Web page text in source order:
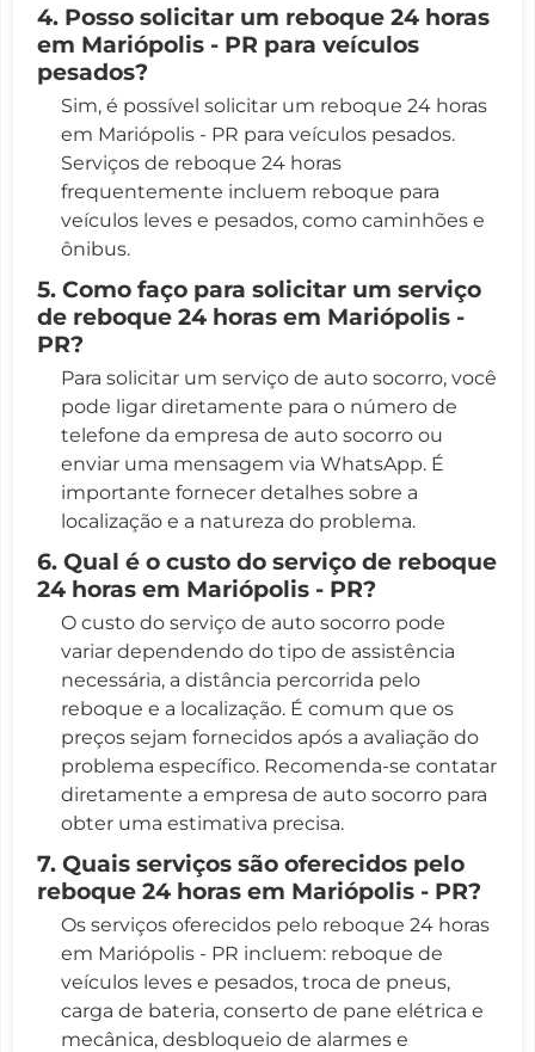
4. Posso solicitar um reboque 24 horas
em Mariópolis - PR para veículos
pesados?
Sim, é possível solicitar um reboque 24 horas
em Mariópolis - PR para veículos pesados.
Serviços de reboque 24 horas
frequentemente incluem reboque para
veículos leves e pesados, como caminhões e
ônibus.
5. Como faço para solicitar um serviço
de reboque 24 horas em Mariópolis -
PR?
Para solicitar um serviço de auto socorro, você
pode ligar diretamente para o número de
telefone da empresa de auto socorro ou
enviar uma mensagem via WhatsApp. É
importante fornecer detalhes sobre a
localização e a natureza do problema.
6. Qual é o custo do serviço de reboque
24 horas em Mariópolis - PR?
O custo do serviço de auto socorro pode
variar dependendo do tipo de assistência
necessária, a distância percorrida pelo
reboque e a localização. É comum que os
preços sejam fornecidos após a avaliação do
problema específico. Recomenda-se contatar
diretamente a empresa de auto socorro para
obter uma estimativa precisa.
7. Quais serviços são oferecidos pelo
reboque 24 horas em Mariópolis - PR?
Os serviços oferecidos pelo reboque 24 horas
em Mariópolis - PR incluem: reboque de
veículos leves e pesados, troca de pneus,
carga de bateria, conserto de pane elétrica e
mecânica, desbloqueio de alarmes e